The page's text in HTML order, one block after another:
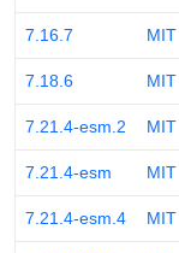
7.16.7 MIT
7.18.6 MIT
7.21.4-esm.2 MIT
7.21.4-esm MIT
7.21.4-esm.4 MIT